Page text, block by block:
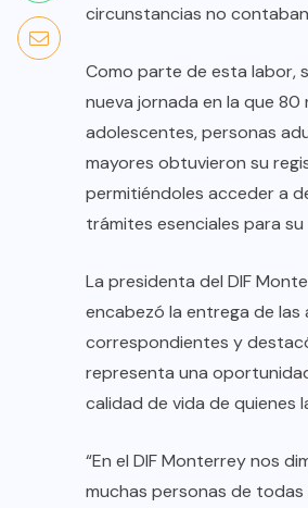
circunstancias no
Como parte de esta labor,
nueva jornada en la que 80
adolescentes, personas
mayores obtuvieron su
permitiéndoles acceder a
trámites esenciales para
La presidenta del DIF
encabezó la entrega de las
correspondientes y
representa una
calidad de vida de quienes
“En el DIF Monterrey nos
muchas personas de todas